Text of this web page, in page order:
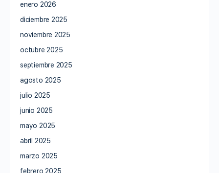
enero 2026
diciembre 2025
noviembre 2025
octubre 2025
septiembre 2025
agosto 2025
julio 2025
junio 2025
mayo 2025
abril 2025
marzo 2025
febrero 2025